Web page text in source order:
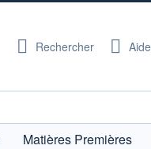
Rechercher Aide
Matières Premières